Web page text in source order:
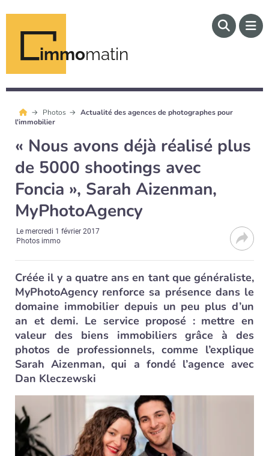
immomatin
Photos
Actualité des agences de photographes pour
l'immobilier
« Nous avons déjà réalisé plus
de 5000 shootings avec
Foncia », Sarah Aizenman,
MyPhotoAgency
Lemercredi 1 février 2017
Photos immo
Créée il y a quatre ans en tant que généraliste,
MyPhotoAgency renforce sa présence dans le
domaine immobilier depuis un peu plus d’un
an et demi. Le service proposé : mettre en
valeur des biens immobiliers grâce à des
photos de professionnels, comme l’explique
Sarah Aizenman, qui a fondé l’agence avec
Dan Kleczewski